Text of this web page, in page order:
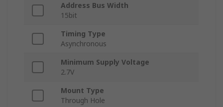
Address Bus Width
15bit
Timing Type
Asynchronous
Minimum Supply Voltage
2.7V
Mount Type
Through Hole